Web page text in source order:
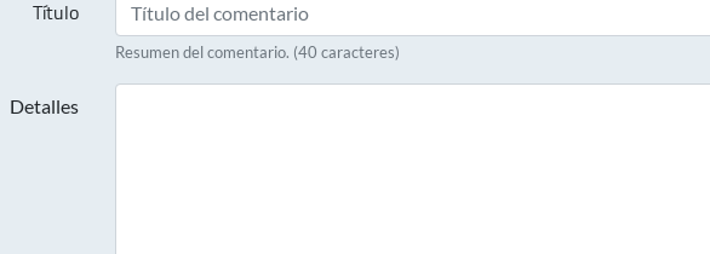
Título
Resumen del comentario. (40 caracteres)
Detalles